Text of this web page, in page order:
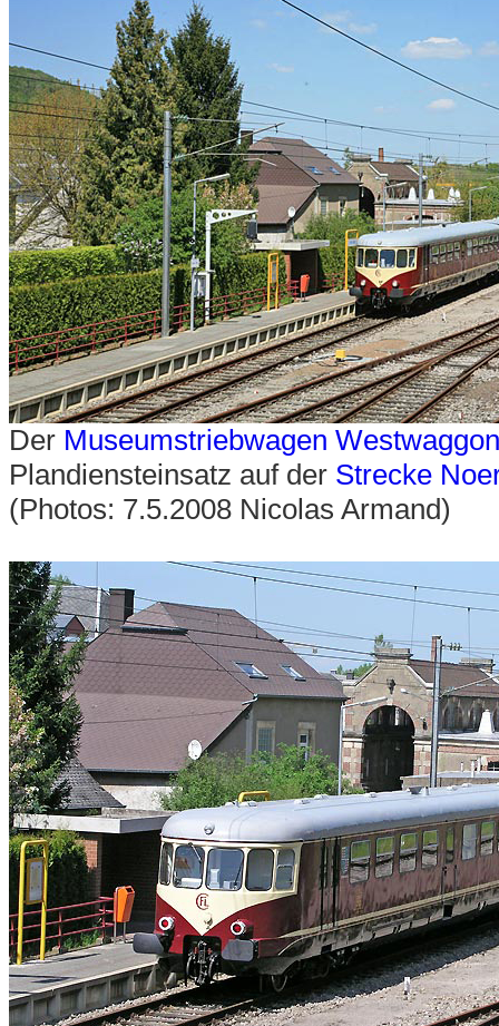
Der Museumstriebwagen
Plandiensteinsatz auf der Strecke
(Photos: 7.5.2008 Nicolas Armand)